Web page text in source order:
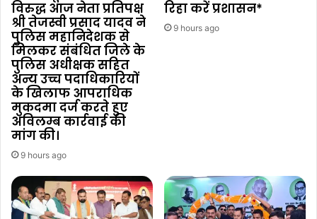
विरुद्ध आज नेता प्रतिपक्ष
श्री तेजस्वी प्रसाद यादव ने
पुलिस महानिदेशक से
मिलकर संबंधित जिले के
पुलिस अधीक्षक सहित
अन्य उच्च पदाधिकारियों
के खिलाफ आपराधिक
मुकदमा दर्ज करते हुए
अविलम्ब कार्रवाई की
मांग की।
9 hours ago
रिहा करें प्रशासन*
9 hours ago